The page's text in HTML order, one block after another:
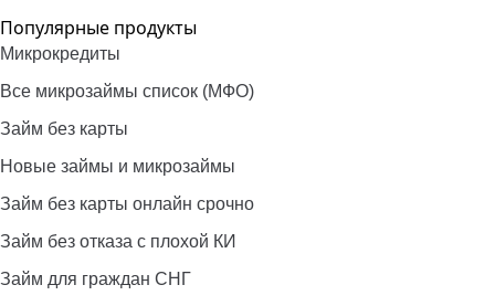
Популярные продукты
Микрокредиты
Все микрозаймы список (МФО)
Займ без карты
Новые займы и микрозаймы
Займ без карты онлайн срочно
Займ без отказа с плохой КИ
Займ для граждан СНГ